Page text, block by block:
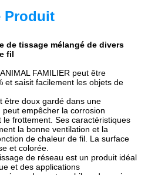
Produit
de tissage mélangé de divers
fil
FAMILIER peut être
et saisit facilement les objets de
être doux gardé dans une
empêcher la corrosion
frottement. Ses caractéristiques
la bonne ventilation et la
de chaleur de fil. La surface
et colorée.
de réseau est un produit idéal
et des applications